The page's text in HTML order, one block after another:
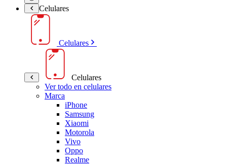
Celulares
Celulares
Celulares
Ver todo en celulares
Marca
iPhone
Samsung
Xiaomi
Motorola
Vivo
Oppo
Realme